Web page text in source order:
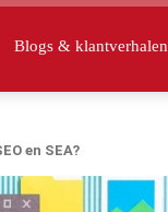
Blogs & klantverhalen
en SEA?